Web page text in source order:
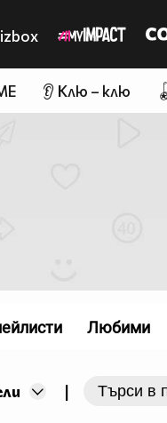
👂 Клю – клю
|
Любими